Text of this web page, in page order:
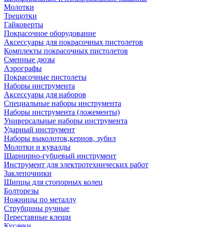
Молотки
Трещотки
Гайковерты
Покрасочное оборудование
Аксессуары для покрасочных пистолетов
Комплекты покрасочных пистолетов
Сменные дюзы
Аэрографы
Покрасочные пистолеты
Наборы инструмента
Аксессуары для наборов
Специальные наборы инструмента
Наборы инструмента (ложементы)
Универсальные наборы инструмента
Ударный инструмент
Наборы выколоток,кернов, зубил
Молотки и кувалды
Шарнирно-губцевый инструмент
Инструмент для электротехнических работ
Заклепочники
Щипцы для стопорных колец
Болторезы
Ножницы по металлу
Струбцины ручные
Переставные клещи